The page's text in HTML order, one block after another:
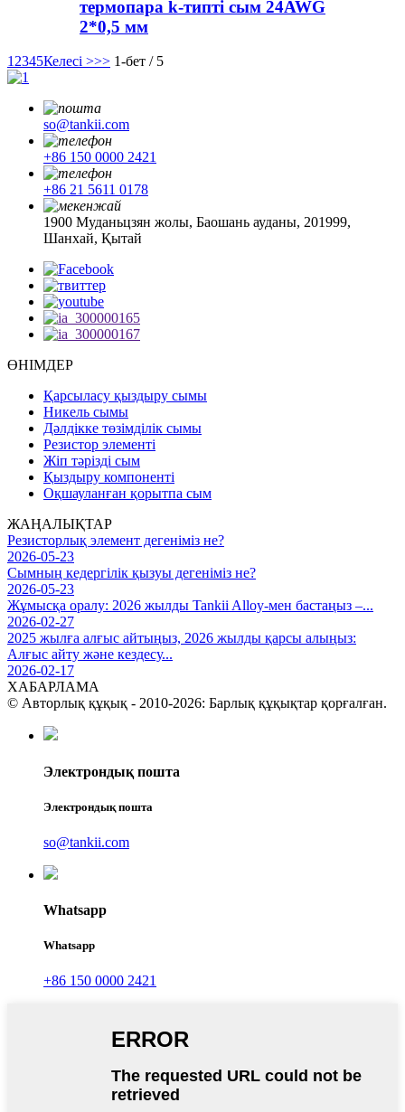
термопара k-типті сым 24AWG
2*0,5 мм
1 2345Келесі >>> 1-бет / 5
so@tankii.com
+86 150 0000 2421
+86 21 5611 0178
1900 Муданьцзян жолы, Баошань ауданы, 201999,
Шанхай, Қытай
ӨНІМДЕР
Қарсыласу қыздыру сымы
Никель сымы
Дәлдікке төзімділік сымы
Резистор элементі
Жіп тәрізді сым
Қыздыру компоненті
Оқшауланған қорытпа сым
ЖАҢАЛЫҚТАР
Резисторлық элемент дегеніміз не?
2026-05-23
Сымның кедергілік қызуы дегеніміз не?
2026-05-23
Жұмысқа оралу: 2026 жылды Tankii Alloy-мен бастаңыз –...
2026-02-27
2025 жылға алғыс айтыңыз, 2026 жылды қарсы алыңыз:
Алғыс айту және кездесу...
2026-02-17
ХАБАРЛАМА
© Авторлық құқық - 2010-2026: Барлық құқықтар қорғалған.
Электрондық пошта
Электрондық пошта
so@tankii.com
Whatsapp
Whatsapp
+86 150 0000 2421